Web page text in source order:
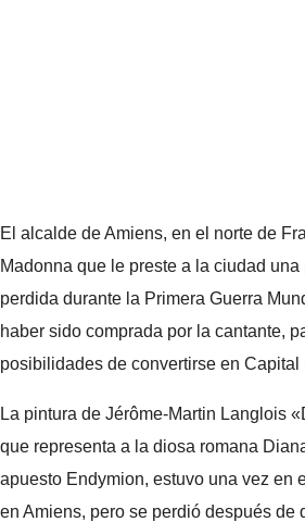
El alcalde de Amiens, en el norte de
Madonna que le preste a la ciudad
perdida durante la Primera Guerra
haber sido comprada por la cantante,
posibilidades de convertirse en
La pintura de Jérôme-Martin Langlois
que representa a la diosa romana
apuesto Endymion, estuvo una vez en
en Amiens, pero se perdió después de